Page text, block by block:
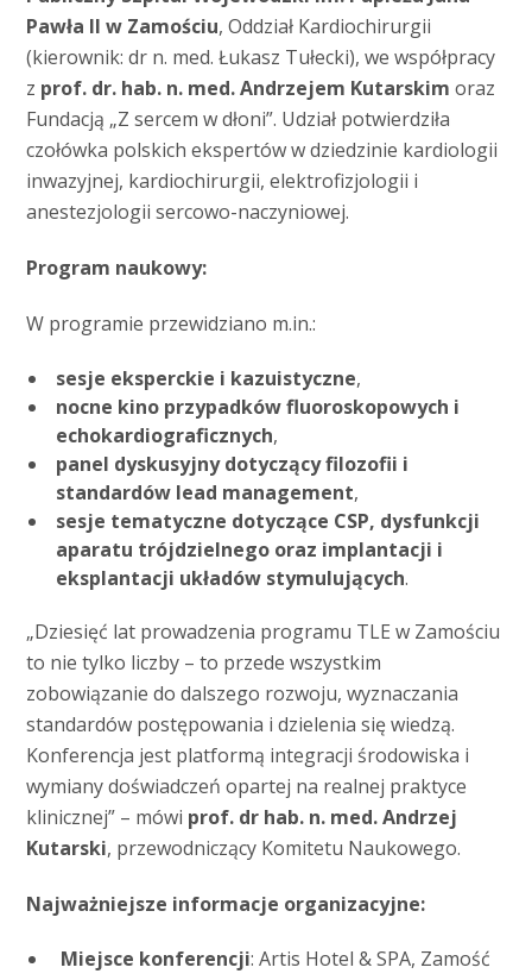
Pawła II w Zamościu, Oddział Kardiochirurgii
(kierownik: dr n. med. Łukasz Tułecki), we współpracy
z prof. dr. hab. n. med. Andrzejem Kutarskim oraz
Fundacją „Z sercem w dłoni”. Udział potwierdziła
czołówka polskich ekspertów w dziedzinie kardiologii
inwazyjnej, kardiochirurgii, elektrofizjologii i
anestezjologii sercowo-naczyniowej.
Program naukowy:
W programie przewidziano m.in.:
sesje eksperckie i kazuistyczne,
nocne kino przypadków fluoroskopowych i
echokardiograficznych,
panel dyskusyjny dotyczący filozofii i
standardów lead management,
sesje tematyczne dotyczące CSP, dysfunkcji
aparatu trójdzielnego oraz implantacji i
eksplantacji układów stymulujących.
„Dziesięć lat prowadzenia programu TLE w Zamościu
to nie tylko liczby – to przede wszystkim
zobowiązanie do dalszego rozwoju, wyznaczania
standardów postępowania i dzielenia się wiedzą.
Konferencja jest platformą integracji środowiska i
wymiany doświadczeń opartej na realnej praktyce
klinicznej” – mówi prof. dr hab. n. med. Andrzej
Kutarski, przewodniczący Komitetu Naukowego.
Najważniejsze informacje organizacyjne:
Miejsce konferencji: Artis Hotel & SPA, Zamość